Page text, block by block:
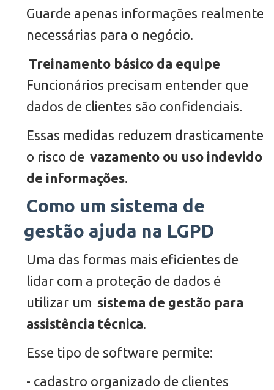
Guarde apenas informações realmente
necessárias para o negócio.
Treinamento básico da equipe
Funcionários precisam entender que
dados de clientes são confidenciais.
Essas medidas reduzem drasticamente
o risco de vazamento ou uso indevido
de informações.
Como um sistema de
gestão ajuda na LGPD
Uma das formas mais eficientes de
lidar com a proteção de dados é
utilizar um sistema de gestão para
assistência técnica.
Esse tipo de software permite:
- cadastro organizado de clientes